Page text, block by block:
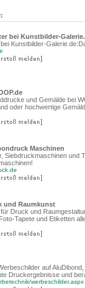
bei Kunstbilder-
Kunstbilder-
und Gemälde bei
oder hochwertige
Maschinen
Siebdruckmaschinen und
und Raumkunst
Druck und
Tapete und Etiketten
auf
Druckergebnisse und
werbeschilder.aspx